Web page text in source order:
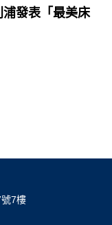
發表「最美床
7樓